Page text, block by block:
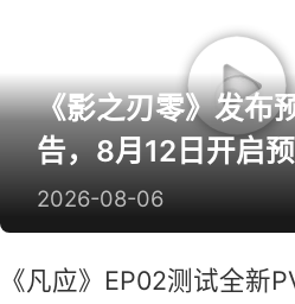
《影之刃零》发布
告，8月12日开启
2026-08-06
《凡应》EP02测试全新